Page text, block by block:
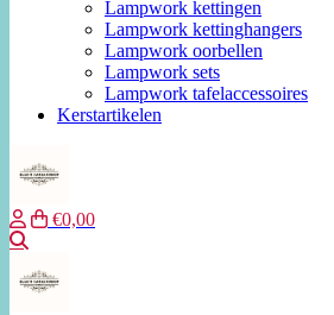
Lampwork kettingen
Lampwork kettinghangers
Lampwork oorbellen
Lampwork sets
Lampwork tafelaccessoires
Kerstartikelen
€0,00